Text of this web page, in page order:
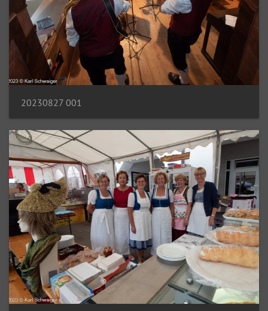
20230827 001